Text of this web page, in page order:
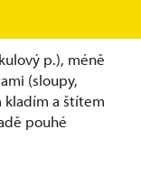
p.), méně
(sloupy,
kladím a štítem
pouhé